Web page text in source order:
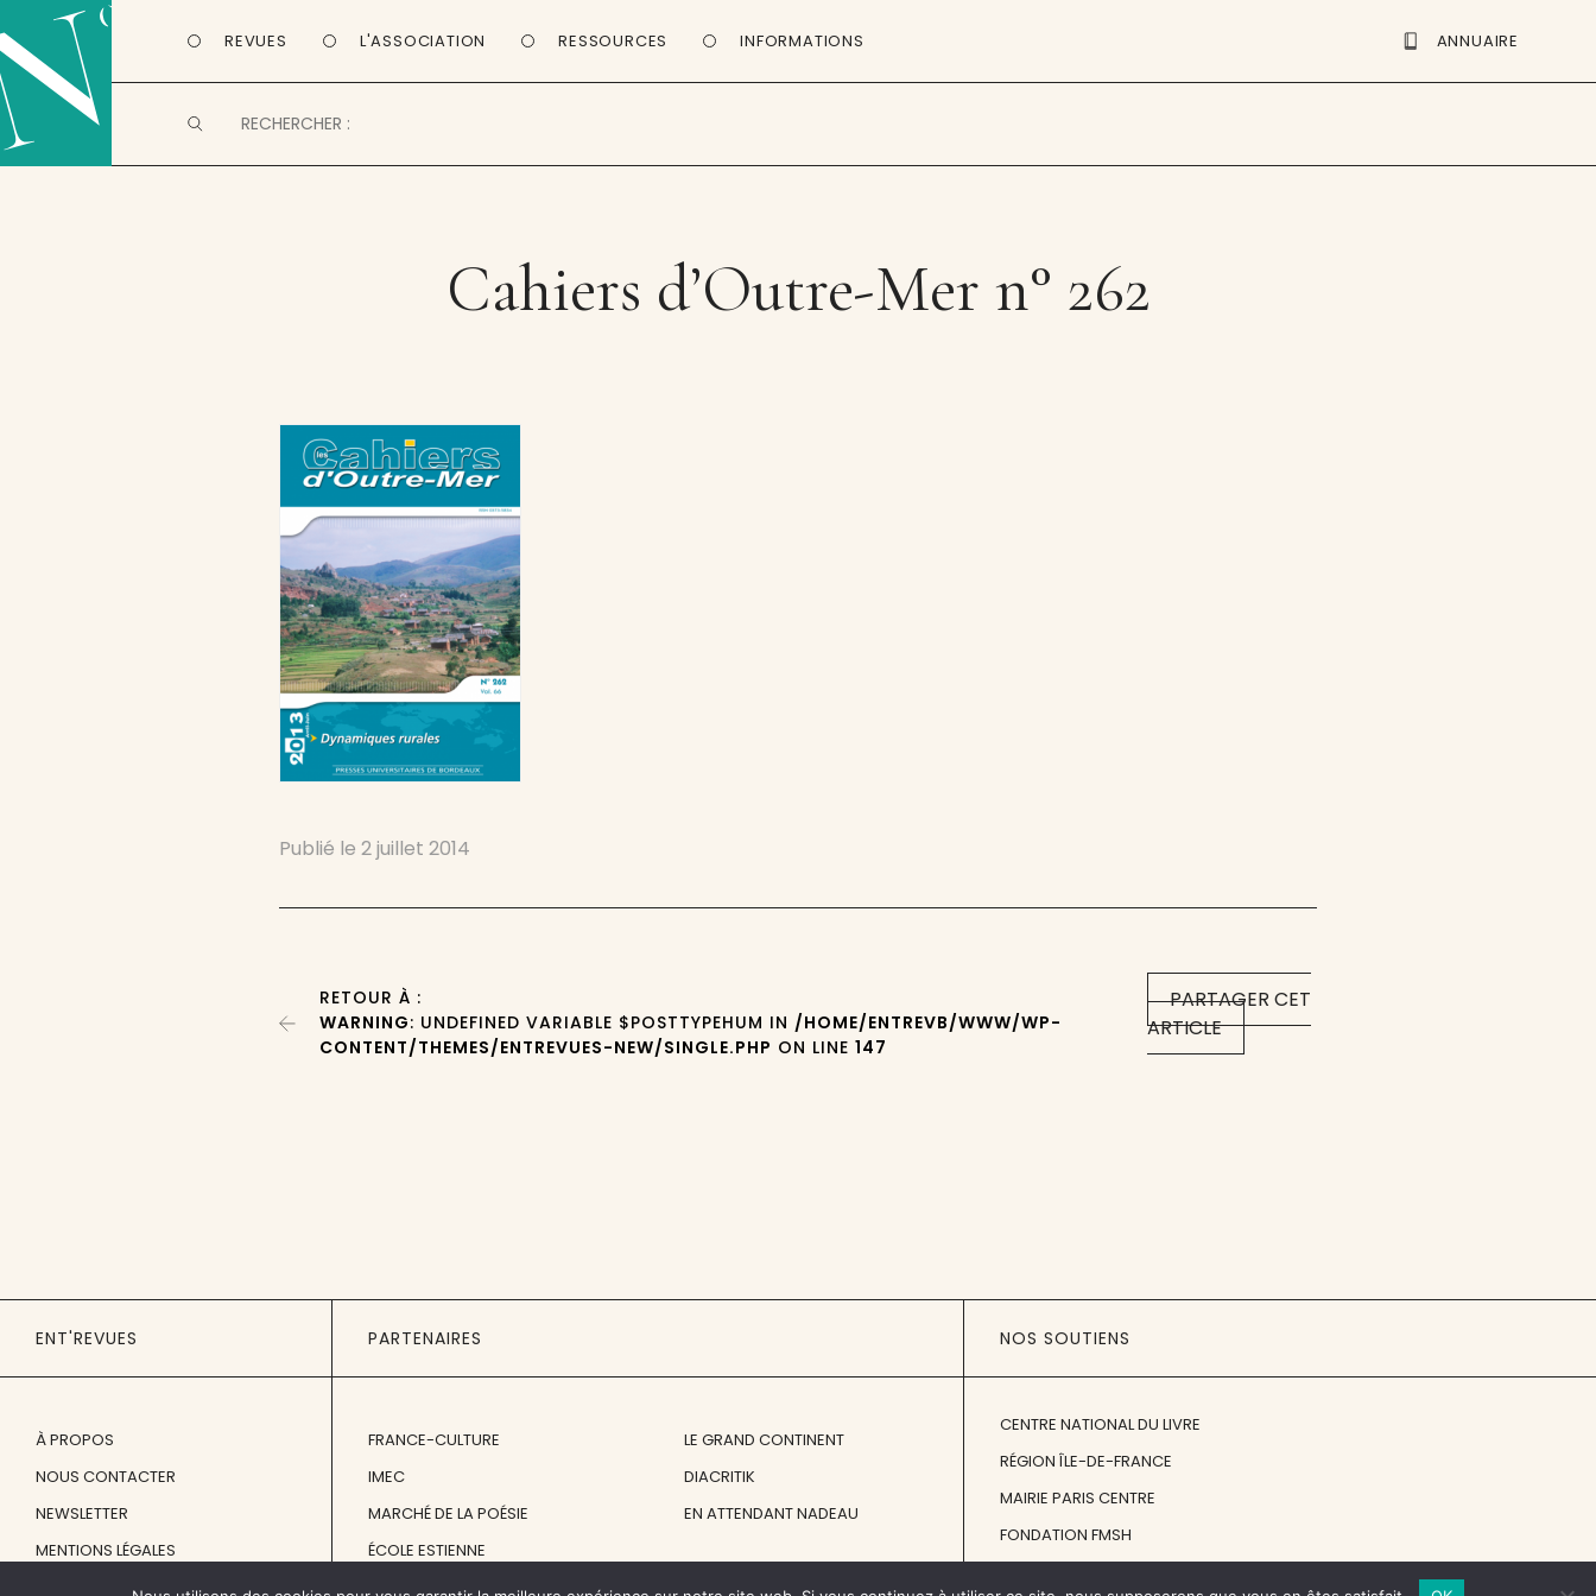
REVUES L'ASSOCIATION RESSOURCES INFORMATIONS ANNUAIRE
Cahiers d’Outre-Mer n° 262
Publié le2 juillet 2014
PARTAGER CET
ARTICLE
RETOUR À :
WARNING: UNDEFINED VARIABLE $POSTTYPEHUM IN /HOME/ENTREVB/WWW/WP-
CONTENT/THEMES/ENTREVUES-NEW/SINGLE.PHP ON LINE147
ENT'REVUES
À PROPOS
NOUS CONTACTER
NEWSLETTER
MENTIONS LÉGALES
PARTENAIRES
FRANCE-CULTURE
IMEC
MARCHÉ DE LA POÉSIE
ÉCOLE ESTIENNE
LE GRAND CONTINENT
DIACRITIK
EN ATTENDANT NADEAU
NOS SOUTIENS
CENTRE NATIONAL DU LIVRE
RÉGION ÎLE-DE-FRANCE
MAIRIE PARIS CENTRE
FONDATION FMSH